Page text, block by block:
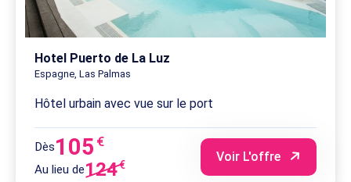
Hotel Puerto de La Luz
Espagne, Las Palmas
Hôtel urbain avec vue sur le port
Dès105 €
Au lieu de124€
Voir L'offre